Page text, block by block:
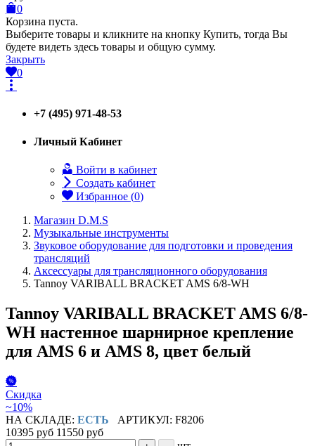
0
Корзина пуста.
Выберите товары и кликните на кнопку Купить, тогда Вы
будете видеть здесь товары и общую сумму.
Закрыть
0
+7 (495) 971-48-53
Личный Кабинет
Войти в кабинет
Создать кабинет
Избранное (0)
Магазин D.M.S
Музыкальные инструменты
Звуковое оборудование для подготовки и проведения
трансляций
Аксессуары для трансляционного оборудования
Tannoy VARIBALL BRACKET AMS 6/8-WH
Tannoy VARIBALL BRACKET AMS 6/8-
WH настенное шарнирное крепление
для AMS 6 и AMS 8, цвет белый
Скидка
~10%
НА СКЛАДЕ: ЕСТЬ АРТИКУЛ: F8206
10395 руб 11550 руб